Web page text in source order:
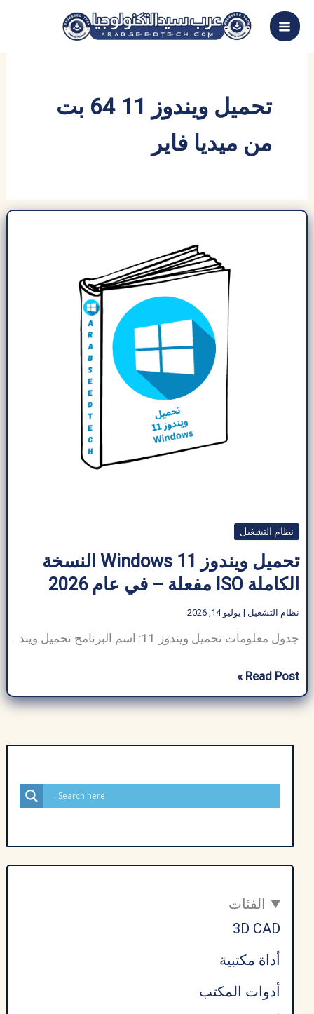
تخطي
إلى
تحميل ويندوز 11 64 بت
من ميديا فاير
نظام التشغيل
تحميل ويندوز 11 Windows النسخة
الكاملة ISO مفعلة – في عام 2026
نظام التشغيل | يوليو 14, 2026
جدول معلومات تحميل ويندوز 11: اسم البرنامج تحميل ويندوز 11 حجم البرنامج ~120 ميجابايت (المثبت الأولي) مطور برمجيات Microsoft Inc فئة البرنامج نظام التشغيل نوع الملف .exe(المثبت)، .appx(حزمة المتجر) متوافق مع ويندوز، أندرويد، iOS، ماك أو إس لغة متعدد اللغات (يدعم أكثر من 90 لغة) الناشر ArabSeedTech إجمالي التنزيلات أكثر من 500 مليون (تقدير تقريبي) […]
تحميل
ويندوز
11
مفعلة
في
عام
Read Post »
الفئات
3D CAD
أداة مكتبية
أدوات المكتب